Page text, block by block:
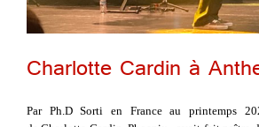
Charlotte Cardin à
Par Ph.D Sorti en France au printemps